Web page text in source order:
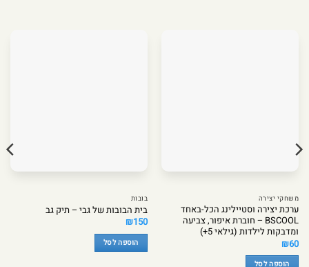
משחקי יצירה
ערכת יצירה וסטיילינג הכל-באחד
BSCOOL – חוברת איפור, צביעה
ומדבקות לילדות (גילאי 5+)
₪60
הוספה לסל
בובות
בית הבובות של גבי – תיק גב
₪150
הוספה לסל